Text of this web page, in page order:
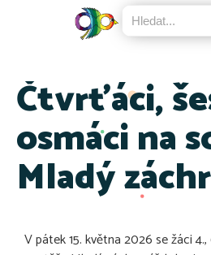
Čtvrťáci,
osmáci na
Mladý
V pátek 15. května 2026 se žáci